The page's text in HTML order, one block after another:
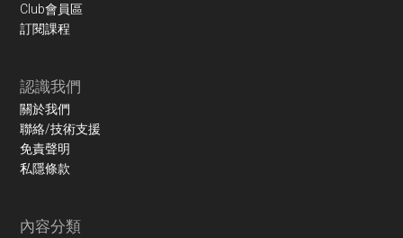
Club會員區
訂閱課程
認識我們
關於我們
聯絡/技術支援
免責聲明
私隱條款
內容分類